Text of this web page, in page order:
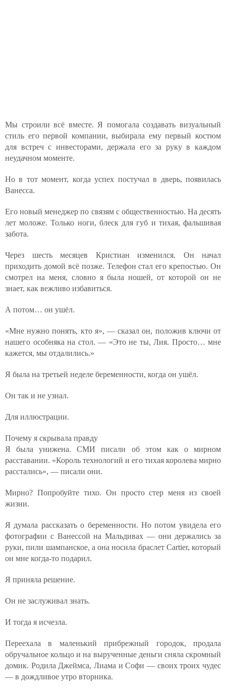
Мы строили всё вместе. Я помогала создавать визуальный
стиль его первой компании, выбирала ему первый костюм
для встреч с инвесторами, держала его за руку в каждом
неудачном моменте.
Но в тот момент, когда успех постучал в дверь, появилась
Ванесса.
Его новый менеджер по связям с общественностью. На десять
лет моложе. Только ноги, блеск для губ и тихая, фальшивая
забота.
Через шесть месяцев Кристиан изменился. Он начал
приходить домой всё позже. Телефон стал его крепостью. Он
смотрел на меня, словно я была ношей, от которой он не
знает, как вежливо избавиться.
А потом… он ушёл.
«Мне нужно понять, кто я», — сказал он, положив ключи от
нашего особняка на стол. — «Это не ты, Лия. Просто… мне
кажется, мы отдалились.»
Я была на третьей неделе беременности, когда он ушёл.
Он так и не узнал.
Для иллюстрации.
Почему я скрывала правду
Я была унижена. СМИ писали об этом как о мирном
расставании. «Король технологий и его тихая королева мирно
расстались», — писали они.
Мирно? Попробуйте тихо. Он просто стер меня из своей
жизни.
Я думала рассказать о беременности. Но потом увидела его
фотографии с Ванессой на Мальдивах — они держались за
руки, пили шампанское, а она носила браслет Cartier, который
он мне когда-то подарил.
Я приняла решение.
Он не заслуживал знать.
И тогда я исчезла.
Переехала в маленький прибрежный городок, продала
обручальное кольцо и на вырученные деньги сняла скромный
домик. Родила Джеймса, Лиама и Софи — своих троих чудес
— в дождливое утро вторника.